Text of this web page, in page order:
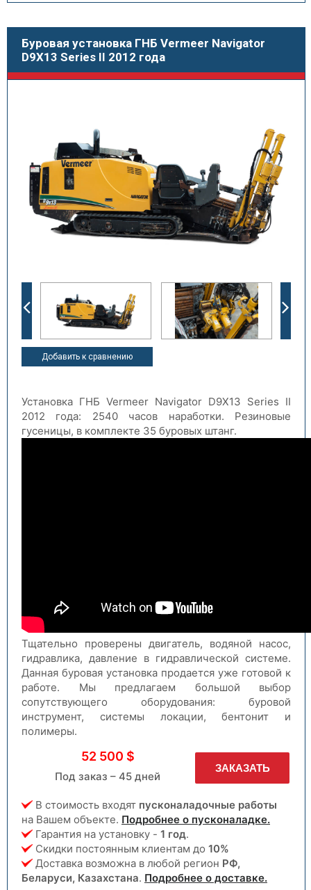
Буровая установка ГНБ Vermeer Navigator
D9X13 Series II 2012 года
Добавить к сравнению
Установка ГНБ Vermeer Navigator D9X13 Series II
2012 года: 2540 часов наработки. Резиновые
гусеницы, в комплекте 35 буровых штанг.
Тщательно проверены двигатель, водяной насос,
гидравлика, давление в гидравлической системе.
Данная буровая установка продается уже готовой к
работе. Мы предлагаем большой выбор
сопутствующего оборудования: буровой
инструмент, системы локации, бентонит и
полимеры.
52 500 $
Под заказ – 45 дней
ЗАКАЗАТЬ
В стоимость входят пусконаладочные работы
на Вашем объекте. Подробнее о пусконаладке.
Гарантия на установку - 1 год.
Скидки постоянным клиентам до 10%
Доставка возможна в любой регион РФ,
Беларуси, Казахстана. Подробнее о доставке.